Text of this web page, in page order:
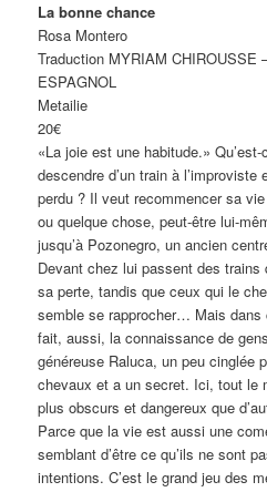
La bonne chance
Rosa Montero
Traduction MYRIAM CHIROUSSE
ESPAGNOL
Metailie
20€
«La joie est une habitude.»
descendre d’un train à
perdu ? Il veut recommencer sa
ou quelque chose, peut-être lui-
jusqu’à Pozonegro, un ancien
Devant chez lui passent des
sa perte, tandis que ceux qui le
semble se rapprocher… Mais
fait, aussi, la connaissance de
généreuse Raluca, un peu cinglée
chevaux et a un secret. Ici, tout le
plus obscurs et dangereux que
Parce que la vie est aussi une
semblant d’être ce qu’ils ne sont
intentions. C’est le grand jeu des